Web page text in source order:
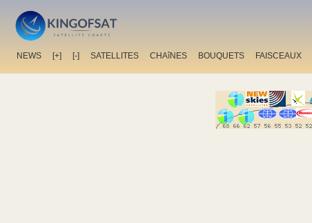
NEWS [+] [-] SATELLITES CHAîNES BOUQUETS FAISCEAUX